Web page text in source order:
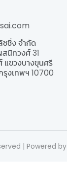
ชิ่ง จำกัด
นิทวงศ์ 31
ขวงบางขุนศรี
งเทพฯ 10700
| Powered by